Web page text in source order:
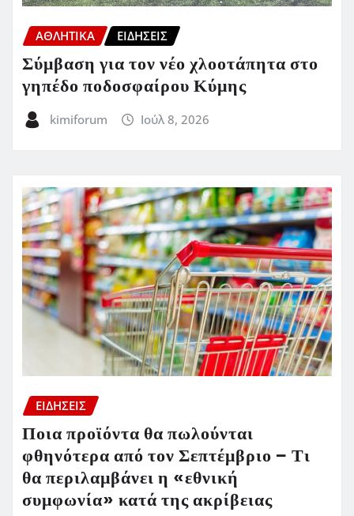
ΑΘΛΗΤΙΚΑ ΕΙΔΗΣΕΙΣ
Σύμβαση για τον νέο χλοοτάπητα στο
γηπέδο ποδοσφαίρου Κύμης
kimiforum Ιούλ 8, 2026
ΕΙΔΗΣΕΙΣ
Ποια προϊόντα θα πωλούνται
φθηνότερα από τον Σεπτέμβριο – Τι
θα περιλαμβάνει η «εθνική
συμφωνία» κατά της ακρίβειας